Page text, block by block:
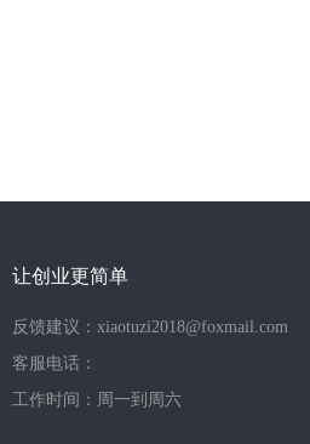
让创业更简单
反馈建议：xiaotuzi2018@foxmail.com
客服电话：
工作时间：周一到周六